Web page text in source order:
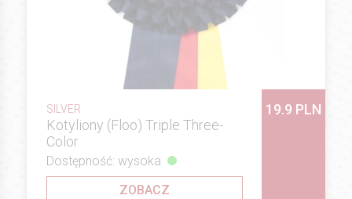
SILVER
Kotyliony (Floo) Triple Three-
Color
19.9 PLN
Dostępność: wysoka
ZOBACZ